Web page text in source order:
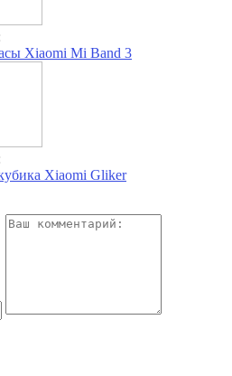
Xiaomi Mi Band 3
Xiaomi Gliker